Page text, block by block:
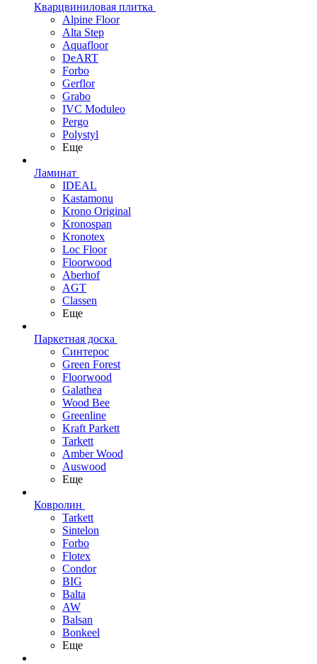
Кварцвиниловая плитка
Alpine Floor
Alta Step
Aquafloor
DeART
Forbo
Gerflor
Grabo
IVC Moduleo
Pergo
Polystyl
Еще
Ламинат
IDEAL
Kastamonu
Krono Original
Kronospan
Kronotex
Loc Floor
Floorwood
Aberhof
AGT
Classen
Еще
Паркетная доска
Синтерос
Green Forest
Floorwood
Galathea
Wood Bee
Greenline
Kraft Parkett
Tarkett
Amber Wood
Auswood
Еще
Ковролин
Tarkett
Sintelon
Forbo
Flotex
Condor
BIG
Balta
AW
Balsan
Bonkeel
Еще